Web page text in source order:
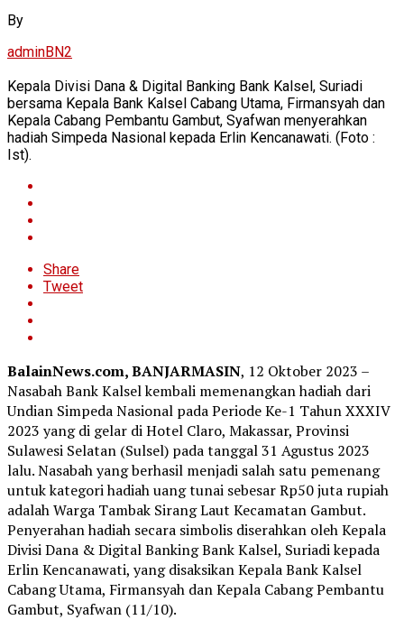
By
adminBN2
Kepala Divisi Dana & Digital Banking Bank Kalsel, Suriadi
bersama Kepala Bank Kalsel Cabang Utama, Firmansyah dan
Kepala Cabang Pembantu Gambut, Syafwan menyerahkan
hadiah Simpeda Nasional kepada Erlin Kencanawati. (Foto :
Ist).
Share
Tweet
BalainNews.com, BANJARMASIN, 12 Oktober 2023 –
Nasabah Bank Kalsel kembali memenangkan hadiah dari
Undian Simpeda Nasional pada Periode Ke-1 Tahun XXXIV
2023 yang di gelar di Hotel Claro, Makassar, Provinsi
Sulawesi Selatan (Sulsel) pada tanggal 31 Agustus 2023
lalu. Nasabah yang berhasil menjadi salah satu pemenang
untuk kategori hadiah uang tunai sebesar Rp50 juta rupiah
adalah Warga Tambak Sirang Laut Kecamatan Gambut.
Penyerahan hadiah secara simbolis diserahkan oleh Kepala
Divisi Dana & Digital Banking Bank Kalsel, Suriadi kepada
Erlin Kencanawati, yang disaksikan Kepala Bank Kalsel
Cabang Utama, Firmansyah dan Kepala Cabang Pembantu
Gambut, Syafwan (11/10).